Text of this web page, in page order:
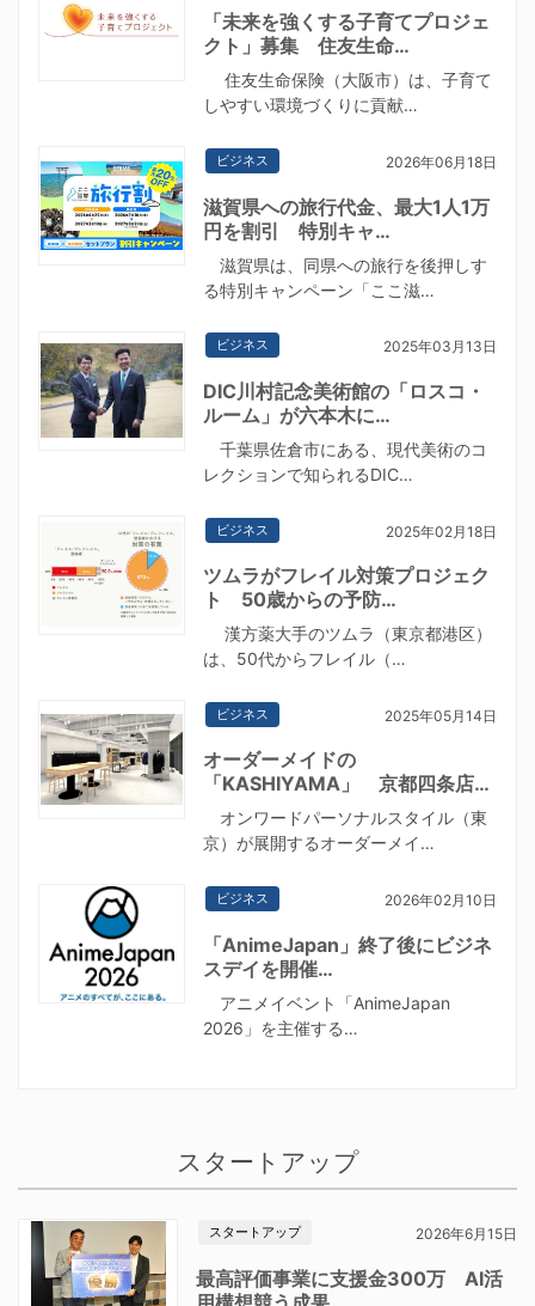
「未来を強くする子育てプロジェ
クト」募集 住友生命…
住友生命保険（大阪市）は、子育て
しやすい環境づくりに貢献…
ビジネス 2026年06月18日
滋賀県への旅行代金、最大1人1万
円を割引 特別キャ…
滋賀県は、同県への旅行を後押しす
る特別キャンペーン「ここ滋…
ビジネス 2025年03月13日
DIC川村記念美術館の「ロスコ・
ルーム」が六本木に…
千葉県佐倉市にある、現代美術のコ
レクションで知られるDIC…
ビジネス 2025年02月18日
ツムラがフレイル対策プロジェク
ト 50歳からの予防…
漢方薬大手のツムラ（東京都港区）
は、50代からフレイル（…
ビジネス 2025年05月14日
オーダーメイドの
「KASHIYAMA」 京都四条店…
オンワードパーソナルスタイル（東
京）が展開するオーダーメイ…
ビジネス 2026年02月10日
「AnimeJapan」終了後にビジネ
スデイを開催…
アニメイベント「AnimeJapan
2026」を主催する…
スタートアップ
スタートアップ 2026年6月15日
最高評価事業に支援金300万 AI活